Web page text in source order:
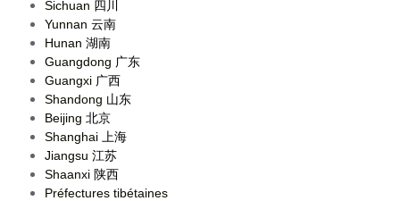
Sichuan 四川
Yunnan 云南
Hunan 湖南
Guangdong 广东
Guangxi 广西
Shandong 山东
Beijing 北京
Shanghai 上海
Jiangsu 江苏
Shaanxi 陕西
Préfectures tibétaines